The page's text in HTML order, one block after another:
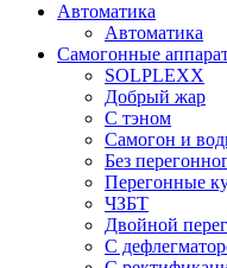
Автоматика
Автоматика
Самогонные
SOLPLEXX
Добрый жар
С тэном
Самогон и
Без
Перегонные
ЧЗБТ
Двойной
С